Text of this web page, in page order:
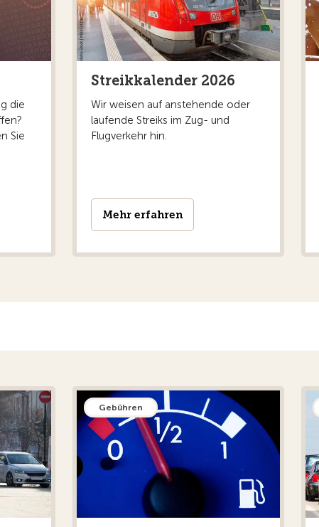
die
Sie
Streikkalender 2026
Wir weisen auf anstehende oder
laufende Streiks im Zug- und
Flugverkehr hin.
Mehr erfahren
Gebühren